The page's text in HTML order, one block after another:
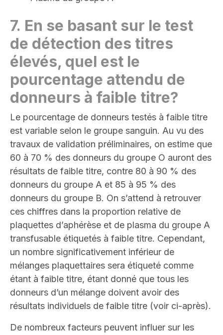
7. En se basant sur le test
de détection des titres
élevés, quel est le
pourcentage attendu de
donneurs à faible titre?
Le pourcentage de donneurs testés à faible titre
est variable selon le groupe sanguin. Au vu des
travaux de validation préliminaires, on estime que
60 à 70 % des donneurs du groupe O auront des
résultats de faible titre, contre 80 à 90 % des
donneurs du groupe A et 85 à 95 % des
donneurs du groupe B. On s’attend à retrouver
ces chiffres dans la proportion relative de
plaquettes d’aphérèse et de plasma du groupe A
transfusable étiquetés à faible titre. Cependant,
un nombre significativement inférieur de
mélanges plaquettaires sera étiqueté comme
étant à faible titre, étant donné que tous les
donneurs d’un mélange doivent avoir des
résultats individuels de faible titre (voir ci-après).
De nombreux facteurs peuvent influer sur les